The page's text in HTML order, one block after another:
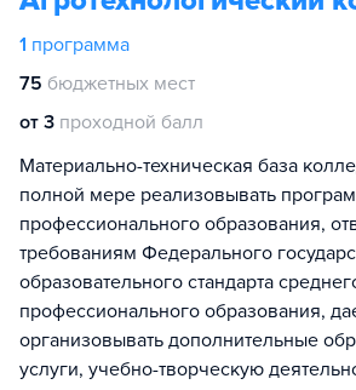
1 программа
75 бюджетных мест
от 3 проходной балл
Материально-техническая база
полной мере реализовывать
профессионального образования,
требованиям Федерального
образовательного стандарта
профессионального образования,
организовывать дополнительные
услуги, учебно-творческую